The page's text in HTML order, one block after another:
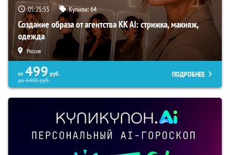
05:25:54 Купили:64
Создание образа от агентства KK AI: стрижка, макияж,
одежда
Россия
от 499 руб.
до6400руб.
ПОДРОБНЕЕ